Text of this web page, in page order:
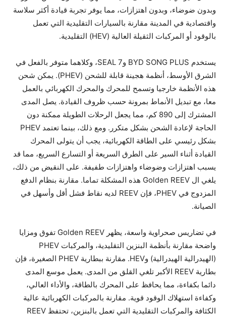
وبدون ضوضاء، وبدون اهتزازات، مما يوفر تجربة قيادة أكثر سلاسة
واقتصادية في المدينة مقارنة بالسيارات التقليدية التي تعمل
بالوقود أو المركبات الثقيلة العالية (HEV) التقليدية.
يستخدم BYD SONG PLUS وSEAL 7، وكلاهما متوفر بالفعل في
الشرق الأوسط، أنظمة هجينة قابلة للشحن (PHEV). يمكن شحن
هذه الأنظمة خارجيا وتسمح للمحرك والمحرك الكهربائي بالعمل
معا، مع تبديل الأنماط بمرونة حسب ظروف القيادة. يصل المدى
المشترك إلى 890 كم، مما يجعل الرحلات الطويلة ممكنة دون
الحاجة لإعادة الشحن بشكل متكرر. ومع ذلك، بينما تعتمد PHEV
بشكل رئيسي على الطاقة الكهربائية، يجب أن يتولى المحرك
القيادة أثناء السير على الطرق السريعة أو التسارع السريع، مما قد
يسبب اهتزازات وضوضاء واهتزازات طفيفة. على النقيض من ذلك،
يلغي ال Golden REEV هذه المشكلة تماما. مقارنة بنظام الدفع
المزدوج في PHEV، فإن REEV لديه نقاط فشل أقل وأسهل في
الصيانة.
في تضاريس صحراوية واسعة، يظهر Golden REEV تفوق ومزايا
واضحة مقارنة بأنظمة البنزين التقليدية، والمركبات PHEV
(الهيدرالية الهيدرالية) وHEV. مقارنة ببطارية PHEV الصغيرة، فإن
بطارية REEV الأكبر تلغي القلق من المدى. يعمل موسع المدى
دائما بكفاءة، مما يحافظ على المحرك بالطاقة، والأداء العالي،
وكفاءة استهلاك الوقود قوية. مقارنة بالمركبات الكهربائية عالية
الكثافة والمركبات التقليدية التي تعمل بالبنزين، تحتفظ REEV